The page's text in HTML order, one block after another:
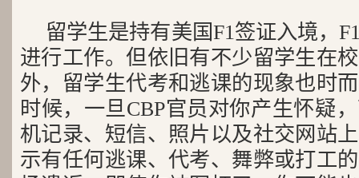
留学生是持有美国F1签证入境，
进行工作。但依旧有不少留学生在
外，留学生代考和逃课的现象也时
时候，一旦CBP官员对你产生怀疑
机记录、短信、照片以及社交网站
示有任何逃课、代考、舞弊或打工